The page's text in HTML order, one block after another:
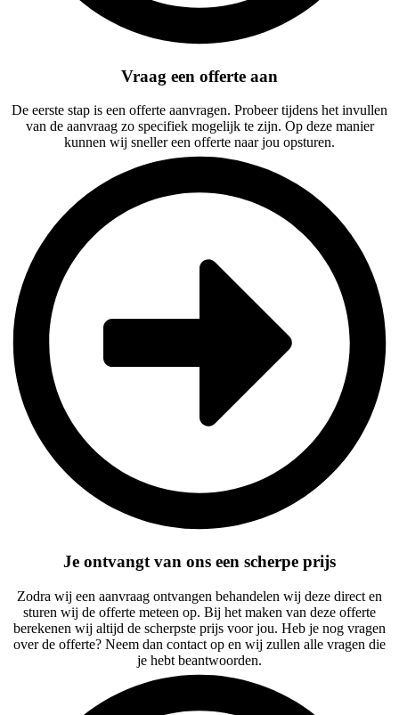
Vraag een offerte aan
De eerste stap is een offerte aanvragen. Probeer tijdens het invullen
van de aanvraag zo specifiek mogelijk te zijn. Op deze manier
kunnen wij sneller een offerte naar jou opsturen.
Je ontvangt van ons een scherpe prijs
Zodra wij een aanvraag ontvangen behandelen wij deze direct en
sturen wij de offerte meteen op. Bij het maken van deze offerte
berekenen wij altijd de scherpste prijs voor jou. Heb je nog vragen
over de offerte? Neem dan contact op en wij zullen alle vragen die
je hebt beantwoorden.